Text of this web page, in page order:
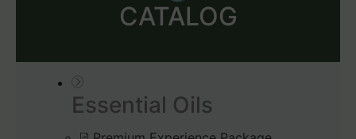
CATALOG
Essential Oils